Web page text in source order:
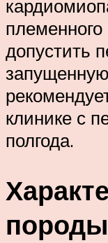
допустить
клинике с
полгода.
породы